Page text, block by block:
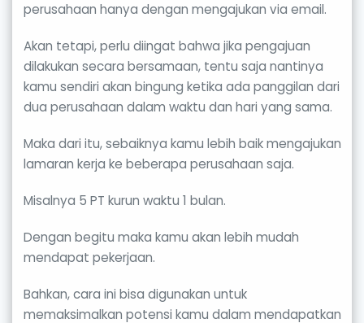
perusahaan hanya dengan mengajukan via email.
Akan tetapi, perlu diingat bahwa jika pengajuan
dilakukan secara bersamaan, tentu saja nantinya
kamu sendiri akan bingung ketika ada panggilan dari
dua perusahaan dalam waktu dan hari yang sama.
Maka dari itu, sebaiknya kamu lebih baik mengajukan
lamaran kerja ke beberapa perusahaan saja.
Misalnya 5 PT kurun waktu 1 bulan.
Dengan begitu maka kamu akan lebih mudah
mendapat pekerjaan.
Bahkan, cara ini bisa digunakan untuk
memaksimalkan potensi kamu dalam mendapatkan